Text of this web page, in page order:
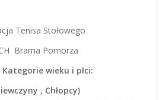
Tenisa Stołowego
Brama Pomorza
Kategorie wieku i płci:
, Chłopcy)